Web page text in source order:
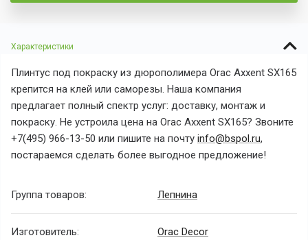
Характеристики
Плинтус под покраску из дюрополимера Orac Axxent SX165
крепится на клей или саморезы. Наша компания
предлагает полный спектр услуг: доставку, монтаж и
покраску. Не устроила цена на Orac Axxent SX165? Звоните
+7(495) 966-13-50 или пишите на почту info@bspol.ru,
постараемся сделать более выгодное предложение!
Группа товаров: Лепнина
Изготовитель: Orac Decor